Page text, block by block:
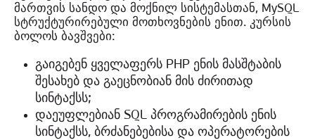
მართვის სანდო და მოქნილ სისტემასთან, MySQL
სტრუქტურირებული მოთხოვნების ენით. კურსის
ბოლოს ბავშვები:
გაიგებენ ყველაფერს PHP ენის მასშტაბის
შესახებ და გაეცნობიან მის ძირითად
სინტაქსს;
დაეუფლებიან SQL პროგრამირების ენის
სინტაქსს, ბრძანებებისა და ოპერატორების